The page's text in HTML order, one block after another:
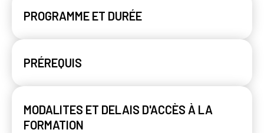
PROGRAMME ET DURÉE
PRÉREQUIS
MODALITES ET DELAIS D'ACCÈS À LA
FORMATION